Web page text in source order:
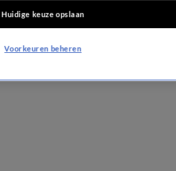
Huidige keuze opslaan
Voorkeuren beheren